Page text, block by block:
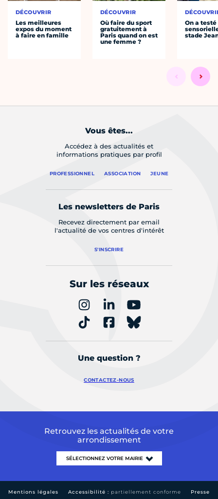
DÉCOUVRIR
Les meilleures
expos du moment
à faire en famille
DÉCOUVRIR
Où faire du sport
gratuitement à
Paris quand on est
une femme ?
On a
stade
Vous êtes...
Accédez à des actualités et
informations pratiques par profil
PROFESSIONNEL ASSOCIATION JEUNE
Les newsletters de Paris
Recevez directement par email
l'actualité de vos centres d'intérêt
S'INSCRIRE
Sur les réseaux
Une question ?
CONTACTEZ-NOUS
Retrouvez les actualités de votre
arrondissement
Mentions légales Accessibilité : partiellement conforme Presse